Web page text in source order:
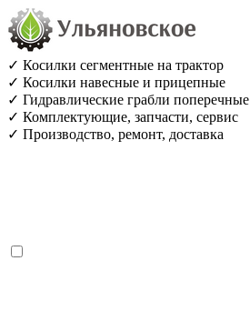
✓ Косилки сегментные на трактор
✓ Косилки навесные и прицепные
✓ Гидравлические грабли поперечные
✓ Комплектующие, запчасти, сервис
✓ Производство, ремонт, доставка